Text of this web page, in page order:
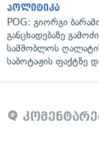
პოლიტიკა
POG: გიორგი
განცხადებაზე
სამშობლოს
საბოტაჟის ფაქტზე